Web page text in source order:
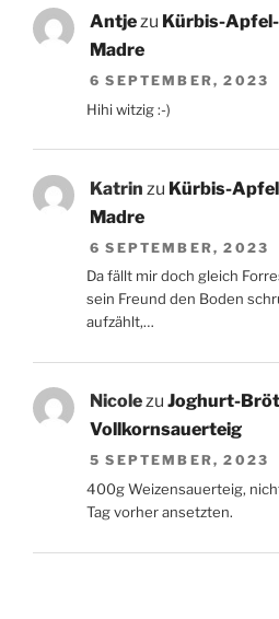
Antjezu Kürbis-
Madre
6 SEPTEMBER, 2023
Hihi witzig :-)
Katrin zu Kürbis-
Madre
6 SEPTEMBER, 2023
Da fällt mir doch gleich
sein Freund den Boden
aufzählt,…
Nicolezu Joghurt-
Vollkornsauerteig
5 SEPTEMBER, 2023
400g Weizensauerteig,
Tag vorher ansetzten.